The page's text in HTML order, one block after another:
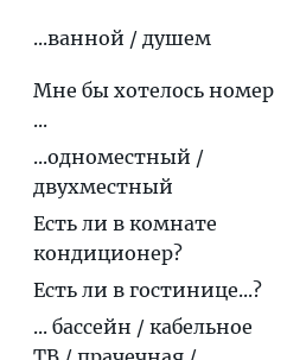
...ванной / душем
Мне бы хотелось номер
...
...одноместный /
двухместный
Есть ли в комнате
кондиционер?
Есть ли в гостинице...?
... бассейн / кабельное